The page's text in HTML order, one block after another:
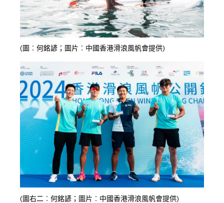
(圖︰何銘諺；圖片︰中國香港滑浪風帆會提供)
(圖右二︰何銘諺；圖片︰中國香港滑浪風帆會提供)